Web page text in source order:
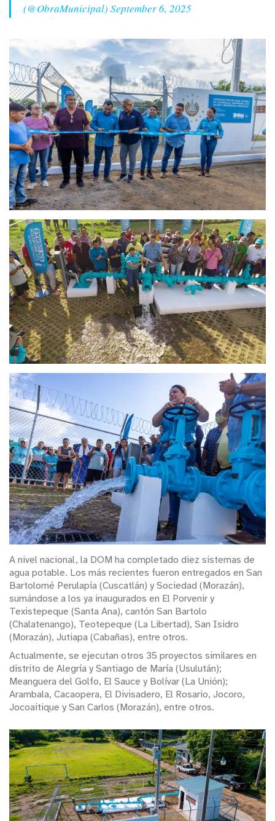
(@ObraMunicipal) September 6, 2025
A nivel nacional, la DOM ha completado diez sistemas de
agua potable. Los más recientes fueron entregados en San
Bartolomé Perulapía (Cuscatlán) y Sociedad (Morazán),
sumándose a los ya inaugurados en El Porvenir y
Texistepeque (Santa Ana), cantón San Bartolo
(Chalatenango), Teotepeque (La Libertad), San Isidro
(Morazán), Jutiapa (Cabañas), entre otros.
Actualmente, se ejecutan otros 35 proyectos similares en
distrito de Alegría y Santiago de María (Usulután);
Meanguera del Golfo, El Sauce y Bolívar (La Unión);
Arambala, Cacaopera, El Divisadero, El Rosario, Jocoro,
Jocoaitique y San Carlos (Morazán), entre otros.